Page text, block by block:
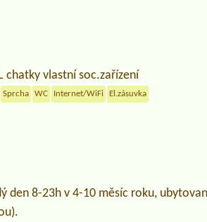
chatky vlastní soc.zařízení
Sprcha WC Internet/WiFi El.zásuvka
den 8-23h v 4-10 měsíc roku,